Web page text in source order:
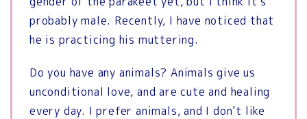
probably male. Recently, I have noticed that
he is practicing his muttering.
Do you have any animals? Animals give us
unconditional love, and are cute and healing
every day. I prefer animals, and I don’t like